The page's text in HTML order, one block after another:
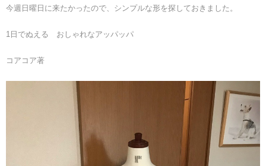
今週日曜日に来たかったので、シンプルな形を探しておきました。
1日でぬえる おしゃれなアッパッパ
コアコア著